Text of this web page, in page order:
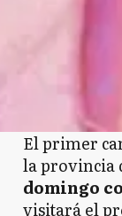
El primer
la provincia
domingo
visitará el